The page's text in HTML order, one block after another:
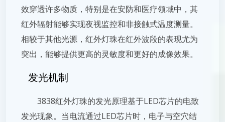
效穿透许多物质，特别是在安防和医疗领域中，其
红外辐射能够实现夜视监控和非接触式温度测量。
相较于其他光源，红外灯珠在红外波段的表现尤为
突出，能够提供更高的灵敏度和更好的成像效果。
发光机制
3838红外灯珠的发光原理基于LED芯片的电致
发光现象。当电流通过LED芯片时，电子与空穴结